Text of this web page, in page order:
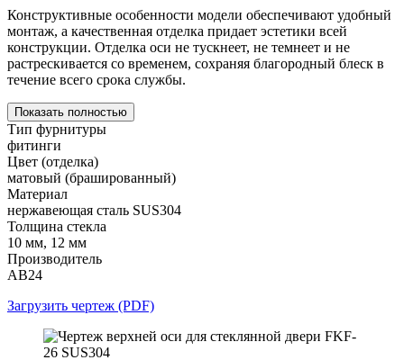
Конструктивные особенности модели обеспечивают удобный
монтаж, а качественная отделка придает эстетики всей
конструкции. Отделка оси не тускнеет, не темнеет и не
растрескивается со временем, сохраняя благородный блеск в
течение всего срока службы.
Показать полностью
Тип фурнитуры
фитинги
Цвет (отделка)
матовый (брашированный)
Материал
нержавеющая сталь SUS304
Толщина стекла
10 мм, 12 мм
Производитель
АВ24
Загрузить чертеж (PDF)